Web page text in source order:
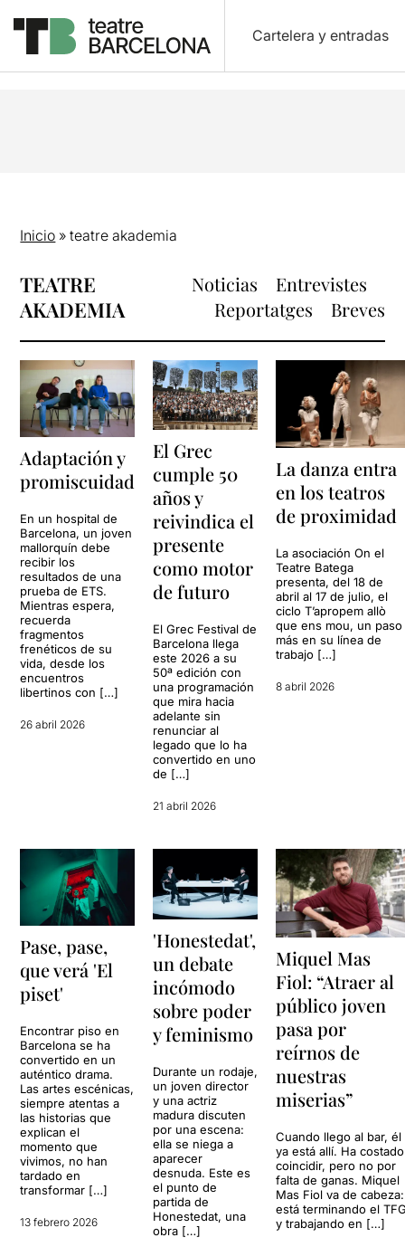
Cartelera y entradas
Inicio »teatre akademia
TEATRE
AKADEMIA
Noticias
Entrevistes
Reportatges
Breves
Adaptación y
promiscuidad
En un hospital de
Barcelona, un joven
mallorquín debe
recibir los
resultados de una
prueba de ETS.
Mientras espera,
recuerda
fragmentos
frenéticos de su
vida, desde los
encuentros
libertinos con […]
26 abril 2026
El Grec
cumple 50
años y
reivindica el
presente
como motor
de futuro
El Grec Festival de
Barcelona llega
este 2026 a su
50ª edición con
una programación
que mira hacia
adelante sin
renunciar al
legado que lo ha
convertido en uno
de […]
21 abril 2026
La danza entra
en los teatros
de proximidad
La asociación On el
Teatre Batega
presenta, del 18 de
abril al 17 de julio, el
ciclo T’apropem allò
que ens mou, un paso
más en su línea de
trabajo […]
8 abril 2026
Pase, pase,
que verá 'El
piset'
Encontrar piso en
Barcelona se ha
convertido en un
auténtico drama.
Las artes escénicas,
siempre atentas a
las historias que
explican el
momento que
vivimos, no han
tardado en
transformar […]
13 febrero 2026
'Honestedat',
un debate
incómodo
sobre poder
y feminismo
Durante un rodaje,
un joven director
y una actriz
madura discuten
por una escena:
ella se niega a
aparecer
desnuda. Este es
el punto de
partida de
Honestedat, una
obra […]
Miquel Mas
Fiol: “Atraer al
público joven
pasa por
reírnos de
nuestras
miserias”
Cuando llego al bar, él
ya está allí. Ha costado
coincidir, pero no por
falta de ganas. Miquel
Mas Fiol va de cabeza:
está terminando el
y trabajando en […]